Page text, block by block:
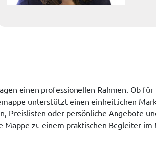
einen professionellen Rahmen. Ob für
unterstützt einen einheitlichen
oder persönliche Angebote
zu einem praktischen Begleiter